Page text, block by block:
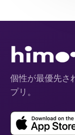
個性が最優先さ
プリ。